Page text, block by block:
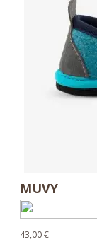
MUVY
43,00 €